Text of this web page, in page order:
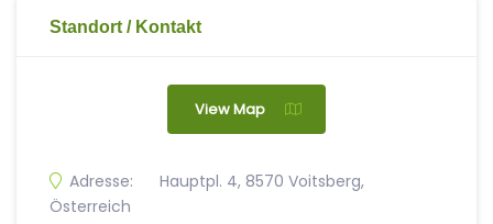
Standort / Kontakt
View Map
Adresse:
Hauptpl. 4, 8570 Voitsberg,
Österreich